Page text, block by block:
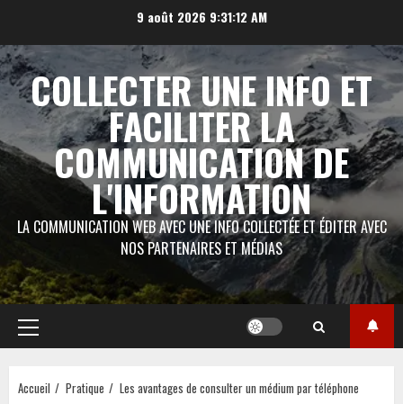
contenu
9 août 2026 9:31:13 AM
COLLECTER UNE INFO ET
FACILITER LA
COMMUNICATION DE
L'INFORMATION
LA COMMUNICATION WEB AVEC UNE INFO COLLECTÉE ET ÉDITER AVEC
NOS PARTENAIRES ET MÉDIAS
Menu
principal
Accueil Pratique Les avantages de consulter un médium par téléphone